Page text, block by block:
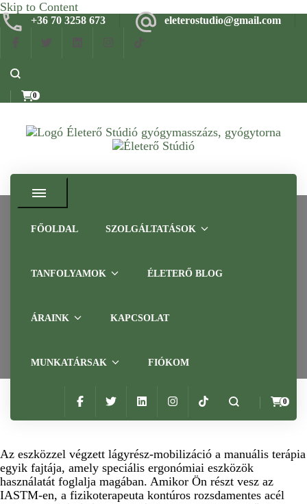
Skip to Content
+36 70 3258 673 eleterostudio@gmail.com
0
Életerő Stúdió
Gyógymasszázs, gyógytorna, frissítő masszázs Budapesten –
Tapasztalt szakemberrel
FŐOLDAL SZOLGÁLTATÁSOK
TANFOLYAMOK ÉLETERŐ BLOG
ÁRAINK KAPCSOLAT
MUNKATÁRSAK FIÓKOM
0
IASTM – Eszközös fascia
Az eszközzel végzett lágyrész-mobilizáció a manuális terápia
egyik fajtája, amely speciális ergonómiai eszközök
használatát foglalja magában. Amikor Ön részt vesz az
IASTM-en, a fizikoterapeuta kontúros rozsdamentes acél